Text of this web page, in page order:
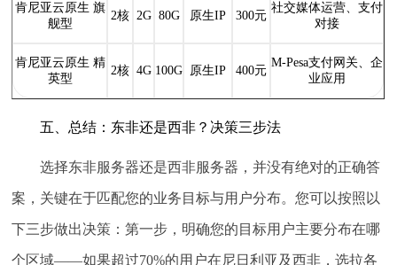
肯尼亚云原生 旗
舰型
2核 2G 80G 原生IP 300元
社交媒体运营、支付
对接
肯尼亚云原生 精
英型
2核 4G 100G 原生IP 400元
M-Pesa支付网关、企
业应用
五、总结：东非还是西非？决策三步法
选择东非服务器还是西非服务器，并没有绝对的正确答
案，关键在于匹配您的业务目标与用户分布。您可以按照以
下三步做出决策：第一步，明确您的目标用户主要分布在哪
个区域——如果超过70%的用户在尼日利亚及西非，选拉各